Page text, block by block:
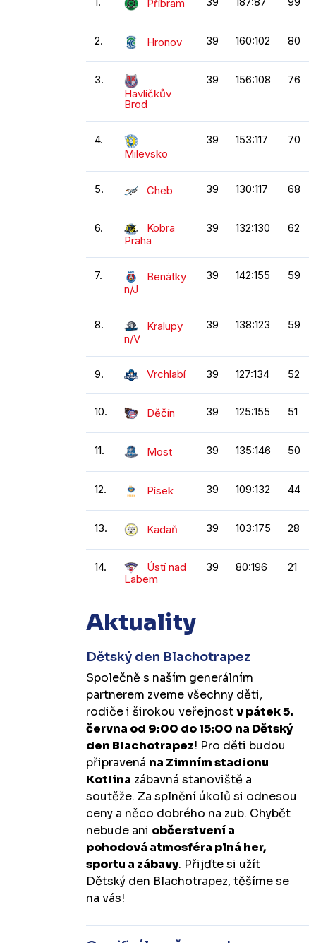
Příbram
2. Hronov 39 160:102 80
3.
Havlíčkův
Brod
39 156:108 76
4.
Milevsko
39 153:117 70
5. Cheb 39 130:117 68
6.
Kobra
Praha
39 132:130 62
7.
Benátky
n/J
39 142:155 59
8.
Kralupy
n/V
39 138:123 59
9. Vrchlabí 39 127:134 52
10. Děčín 39 125:155 51
11. Most 39 135:146 50
12. Písek 39 109:132 44
13. Kadaň 39 103:175 28
14.
Ústí nad
Labem
39 80:196 21
Aktuality
Dětský den Blachotrapez
Společně s naším generálním
partnerem zveme všechny děti,
rodiče i širokou veřejnostv pátek 5.
června od 9:00 do 15:00 na Dětský
den Blachotrapez! Pro děti budou
připravená na Zimním stadionu
Kotlina zábavná stanoviště a
soutěže. Za splnění úkolů si odnesou
ceny a něco dobrého na zub. Chybět
nebude ani občerstvení a
pohodová atmosféra plná her,
sportu a zábavy. Přijďte si užít
Dětský den Blachotrapez, těšíme se
na vás!